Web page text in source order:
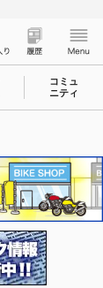
コミュ
ニティ